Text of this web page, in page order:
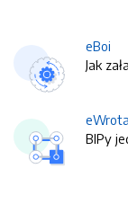
eBoi
Jak
eWrota
BIPy